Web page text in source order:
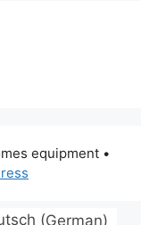
equipment•
(German)